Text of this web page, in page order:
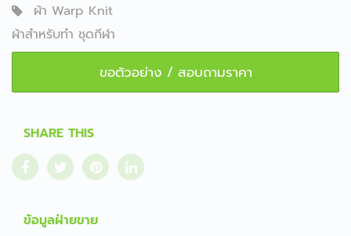
ผ้า Warp Knit
ผ้าสำหรับทำ ชุดกีฬา
ขอตัวอย่าง / สอบถามราคา
SHARE THIS
ข้อมูลฝ่ายขาย